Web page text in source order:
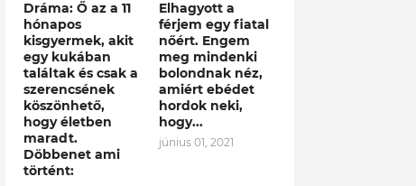
Dráma: Ő az a 11
hónapos
kisgyermek, akit
egy kukában
találtak és csak a
szerencsének
köszönhető,
hogy életben
maradt.
Döbbenet ami
történt:
Elhagyott a
férjem egy fiatal
nőért. Engem
meg mindenki
bolondnak néz,
amiért ebédet
hordok neki,
hogy...
június 01, 2021